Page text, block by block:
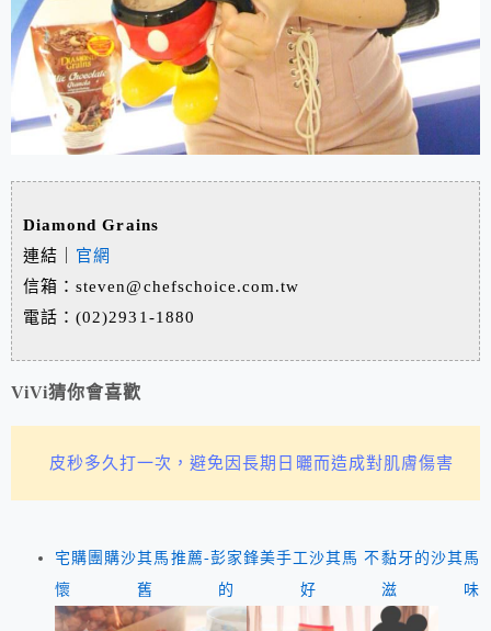
Diamond Grains
連結｜ 官網
信箱：steven@chefschoice.com.tw
電話：(02)2931-1880
ViVi猜你會喜歡
皮秒多久打一次，避免因長期日曬而造成對肌膚傷害
宅購團購沙其馬推薦-彭家鋒美手工沙其馬 不黏牙的沙其馬
懷舊的好滋味